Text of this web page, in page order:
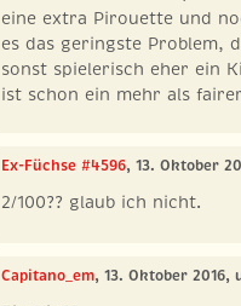
eine extra Pirouette und
es das geringste Problem,
sonst spielerisch eher ein
ist schon ein mehr als
Ex-Füchse #4596, 13. Oktober
2/100?? glaub ich nicht.
Capitano_em, 13. Oktober 2016,